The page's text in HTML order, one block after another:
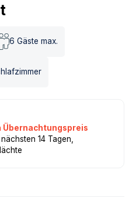
6 Gäste max.
Übernachtungspreis
14 Tagen,